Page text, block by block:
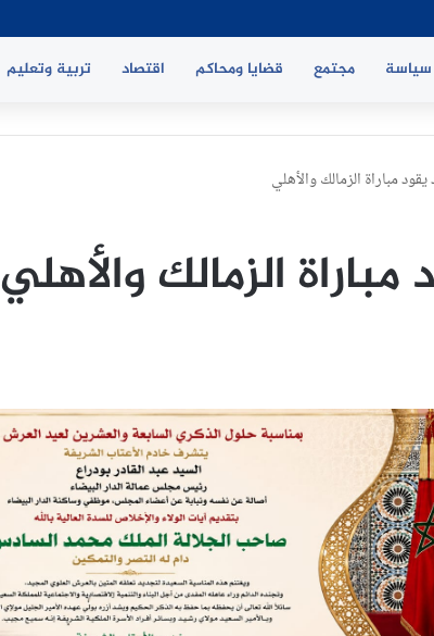
سياسة مجتمع قضايا ومحاكم اقتصاد تربية وتعليم
يقود مباراة الزمالك والأهلي
مباراة الزمالك والأهلي